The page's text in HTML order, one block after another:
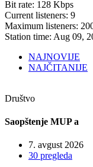
Bit rate: 128 Kbps
Current listeners: 9
Maximum listeners:
Station time: Aug 09,
NAJNOVIJE
NAJČITANIJE
Društvo
Saopštenje MUP a
7. avgust 2026
30 pregleda